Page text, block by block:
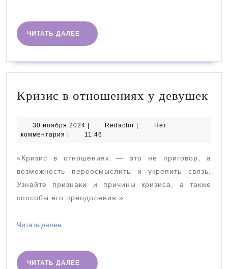
ЧИТАТЬ ДАЛЕЕ
ЧИТАТЬ
ДАЛЕЕ
Кризис в отношениях у девушек
30 ноября 2024 30
ноября
Redactor Redactor
Нет
комментария
11:46
«Кризис в отношениях — это не приговор, а
возможность переосмыслить и укрепить связь.
Узнайте признаки и причины кризиса, а также
способы его преодоления.»
Читать далее
ЧИТАТЬ ДАЛЕЕ
ЧИТАТЬ